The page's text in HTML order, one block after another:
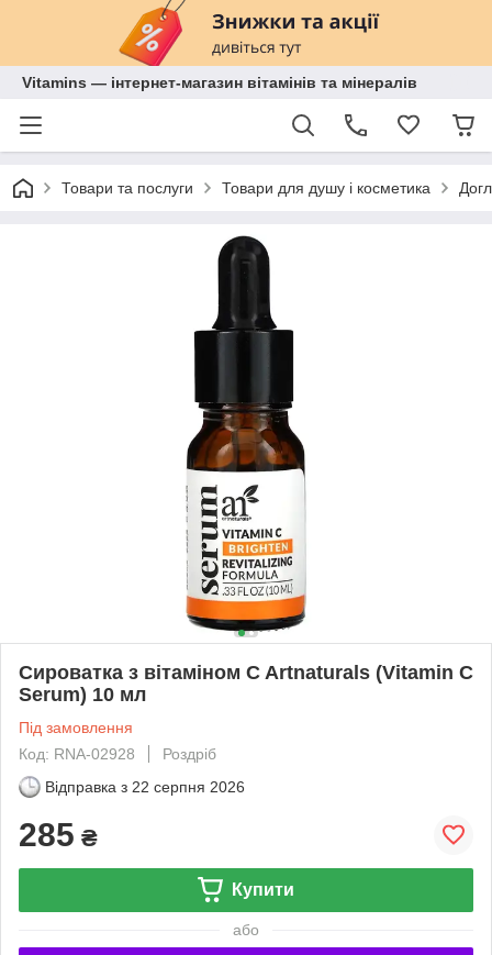
Vitamins — інтернет-магазин вітамінів та мінералів
Товари та послуги Товари для душу і косметика
Сироватка з вітаміном C Artnaturals (Vitamin C
Serum) 10 мл
Під замовлення
Код: RNA-02928
Роздріб
Відправка з 22 серпня 2026
285 ₴
Купити
або